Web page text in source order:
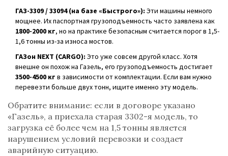
ГАЗ-3309 / 33094 (на базе «Быстрого»): Эти машины немного
мощнее. Их паспортная грузоподъемность часто заявлена как
1800-2000 кг, но на практике безопасным считается порог в 1,5-
1,6 тонны из-за износа мостов.
ГАЗон NEXT (CARGO): Это уже совсем другой класс. Хотя
внешне он похож на Газель, его грузоподъемность достигает
3500-4500 кг в зависимости от комплектации. Если вам нужно
перевезти больше двух тонн, ищите именно эту модель.
Обратите внимание: если в договоре указано
«Газель», а приехала старая 3302-я модель, то
загрузка её более чем на 1,5 тонны является
нарушением условий перевозки и создает
аварийную ситуацию.